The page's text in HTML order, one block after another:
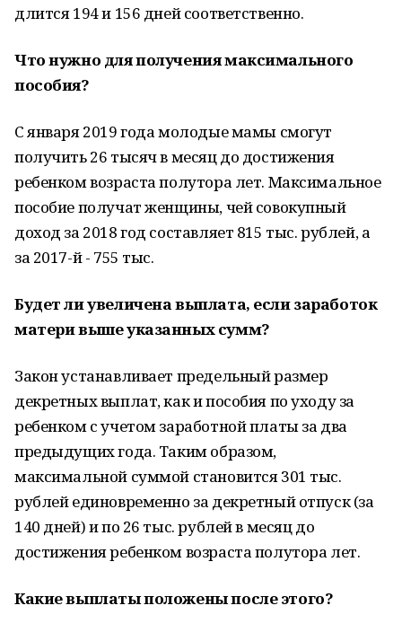
длится 194 и 156 дней соответственно.
Что нужно для получения максимального
пособия?
С января 2019 года молодые мамы смогут
получить 26 тысяч в месяц до достижения
ребенком возраста полутора лет. Максимальное
пособие получат женщины, чей совокупный
доход за 2018 год составляет 815 тыс. рублей, а
за 2017-й - 755 тыс.
Будет ли увеличена выплата, если заработок
матери выше указанных сумм?
Закон устанавливает предельный размер
декретных выплат, как и пособия по уходу за
ребенком с учетом заработной платы за два
предыдущих года. Таким образом,
максимальной суммой становится 301 тыс.
рублей единовременно за декретный отпуск (за
140 дней) и по 26 тыс. рублей в месяц до
достижения ребенком возраста полутора лет.
Какие выплаты положены после этого?